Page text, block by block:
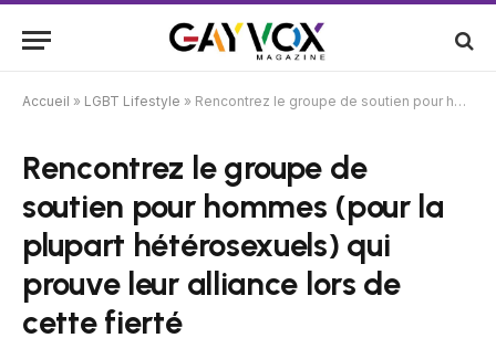
Accueil » LGBT Lifestyle » Rencontrez le groupe de soutien pour hommes (pour la plupart hétérosexuels) qui prouve leur alliance lors de cette fierté
Rencontrez le groupe de
soutien pour hommes (pour la
plupart hétérosexuels) qui
prouve leur alliance lors de
cette fierté